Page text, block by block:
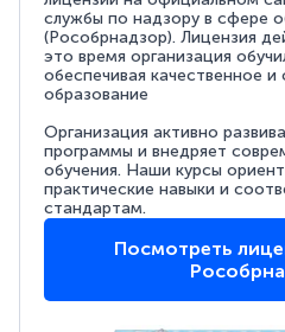
службы по надзору в сфере
(Рособрнадзор). Лицензия
это время организация
обеспечивая качественное
образование
Организация активно
программы и внедряет
обучения. Наши курсы
практические навыки и
стандартам.
Посмотреть